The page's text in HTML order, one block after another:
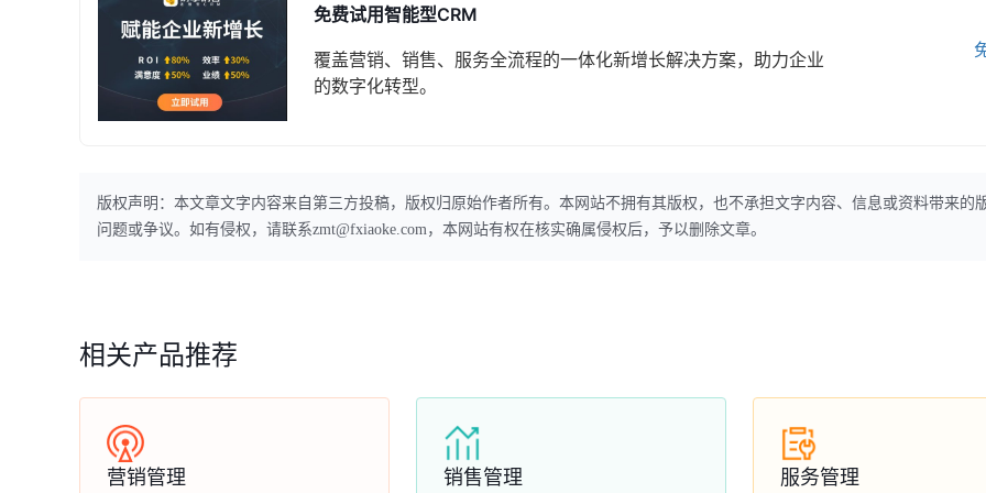
免费试用智能型CRM
覆盖营销、销售、服务全流程的一体化新增长解决方案，助力企业
的数字化转型。
版权声明：本文章文字内容来自第三方投稿，版权归原始作者所有。本网站不拥有其版权，也不承担文字内容、信息或资料带来的
问题或争议。如有侵权，请联系zmt@fxiaoke.com，本网站有权在核实确属侵权后，予以删除文章。
相关产品推荐
营销管理 销售管理 服务管理